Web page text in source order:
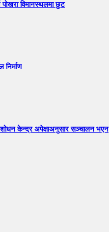
पोखरा विमानस्थलमा छुट
केन्द्र अपेक्षाअनुसार सञ्चालन भएन